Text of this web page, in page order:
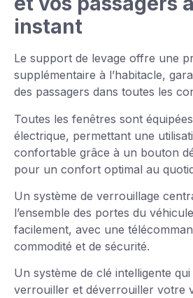
instant
Le support de levage offre une
supplémentaire à l’habitacle,
des passagers dans toutes les
Toutes les fenêtres sont
électrique, permettant une
confortable grâce à un bouton
pour un confort optimal au
Un système de verrouillage
l’ensemble des portes du
facilement, avec une
commodité et de sécurité.
Un système de clé intelligente
verrouiller et déverrouiller votre